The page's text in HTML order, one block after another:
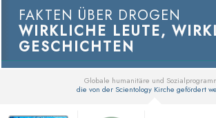
FAKTEN ÜBER DROGEN
WIRKLICHE LEUTE,
GESCHICHTEN
Globale humanitäre und
die von der Scientology Kirche gefördert